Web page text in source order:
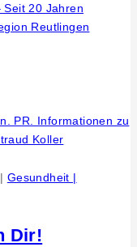
Seit 20 Jahren
Reutlingen
| Gesundheit |
Dir!